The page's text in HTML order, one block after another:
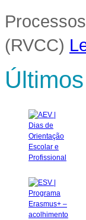
(RVCC)